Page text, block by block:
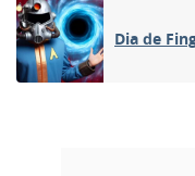
Dia de